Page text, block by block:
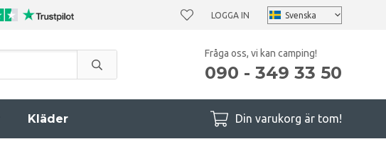
LOGGA IN
Fråga oss, vi kan camping!
090 - 349 33 50
Kläder Din varukorg är tom!